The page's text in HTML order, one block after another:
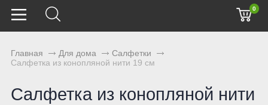
0
Главная Для дома
Салфетки
Салфетка из конопляной нити 19 см
Салфетка из конопляной нити